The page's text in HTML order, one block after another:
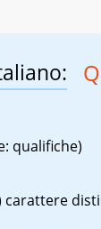
qualifiche)
carattere